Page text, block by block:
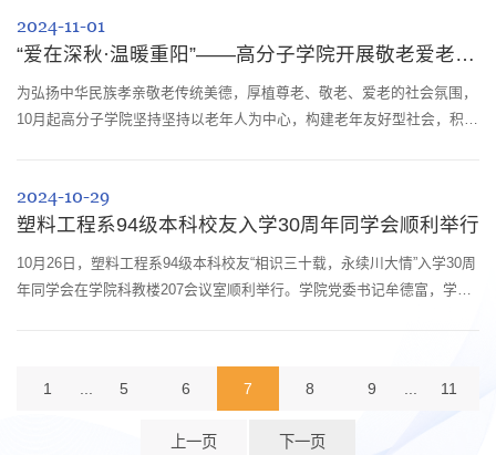
楼209室迎来了实验室安保教育培训会，培训对象为2024级硕博研究生、
课题组实验室安保工作学生负责人。会上，李艳梅院长介绍了2024年学院
2024-11-01
“爱在深秋·温暖重阳”——高分子学院开展敬老爱老助老系列活动
为弘扬中华民族孝亲敬老传统美德，厚植尊老、敬老、爱老的社会氛围，
10月起高分子学院坚持坚持以老年人为中心，构建老年友好型社会，积极
谈心，畅谈欢度国庆的见闻，互相祝愿即将来临的重阳佳节。10月14日，
学院对36位年满80岁及以上高龄老同志和孤寡、独居、失能、困难等老同
2024-10-29
塑料工程系94级本科校友入学30周年同学会顺利举行
10月26日，塑料工程系94级本科校友“相识三十载，永续川大情”入学30周
年同学会在学院科教楼207会议室顺利举行。学院党委书记牟德富，学校
动。活动现场，校友们依次介绍自己毕业后的工作、生活情况，表达对学
校、老师的感激之情。随后，牟德富代表学院对校友们返校表示热烈欢
1 5 6 7 8 9 11
上一页 下一页